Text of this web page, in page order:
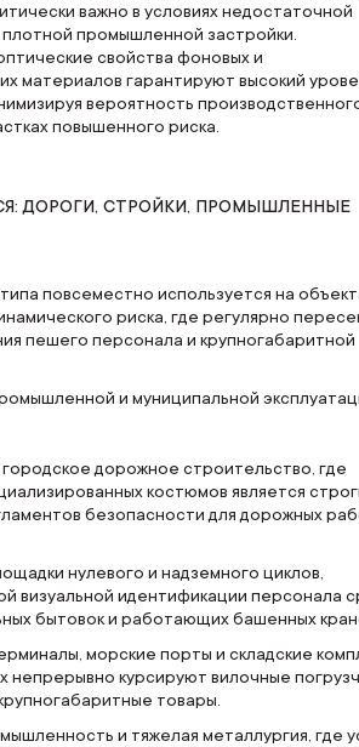
важно в условиях недостаточной
промышленной застройки.
свойства фоновых и
материалов гарантируют высокий
вероятность
повышенного риска.
ДОРОГИ, СТРОЙКИ, ПРОМЫШЛЕННЫЕ
повсеместно используется на
риска, где регулярно
пешего персонала и крупногабаритной
и муниципальной
дорожное строительство, где
костюмов является
безопасности для дорожных
нулевого и надземного циклов,
визуальной идентификации персонала
бытовок и работающих башенных
морские порты и складские
непрерывно курсируют вилочные
товары.
и тяжелая металлургия, где